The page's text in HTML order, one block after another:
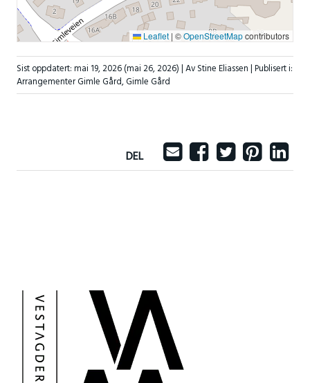
Leaflet | ©OpenStreetMapcontributors
Sist oppdatert:mai 19, 2026(mai 26, 2026)| Av Stine Eliassen |Publisert i:
Arrangementer Gimle Gård,Gimle Gård
DEL